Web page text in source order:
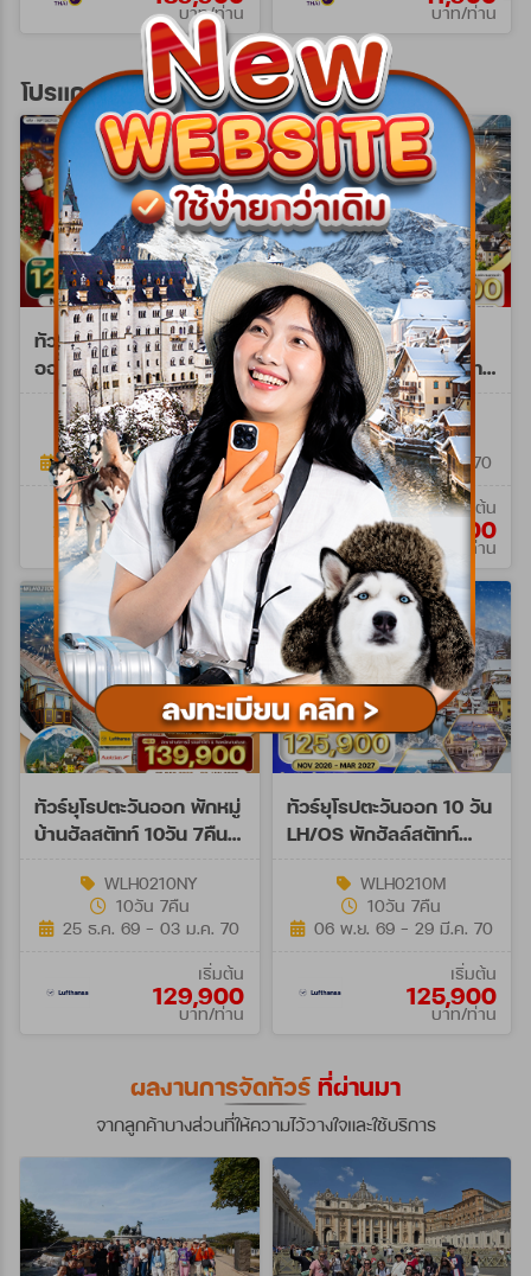
บาท/ท่าน บาท/ท่าน
โปรแกรมทัวร์ยุโรปตะวันออก
ทัวร์พรีเมี่ยมยุโรปตะวัน
ออก คริสต์มาส มาร์เก็ต
10วัน 7คืน (TG) NOV -
DEC 26 WPTG0210E
10วัน 7คืน
27 พ.ย. 69 - 26 ธ.ค. 69
เริ่มต้น
129,900
บาท/ท่าน
ทัวร์พรีเมี่ยม ยุโรปตะวัน
ออก พักหมู่บ้านฮัลล์สตัทท์
11วัน 8คืน (TG) 25 DEC
26 - 04 JAN 27 NY
WPTG0211NY
11วัน 8คืน
25 ธ.ค. 69 - 04 ม.ค. 70
เริ่มต้น
160,900
บาท/ท่าน
ทัวร์ยุโรปตะวันออก พักหมู่
บ้านฮัลสตัทท์ 10วัน 7คืน
WLH0210NY
10วัน 7คืน
25 ธ.ค. 69 - 03 ม.ค. 70
เริ่มต้น
129,900
บาท/ท่าน
ทัวร์ยุโรปตะวันออก 10 วัน
LH/OS พักฮัลล์สตัทท์
WLH0210M
10วัน 7คืน
06 พ.ย. 69 - 29 มี.ค. 70
เริ่มต้น
125,900
บาท/ท่าน
ผลงานการจัดทัวร์ ที่ผ่านมา
จากลูกค้าบางส่วนที่ให้ความไว้วางใจและใช้บริการ